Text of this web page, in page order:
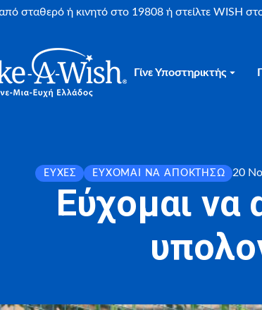
σταθερό ή κινητό στο 19808 ή στείλτε WISH
Γίνε Υποστηρικτής
ΕΥΧΈΣ ΕΎΧΟΜΑΙ ΝΑ ΑΠΟΚΤΉΣΩ 20
Εύχομαι